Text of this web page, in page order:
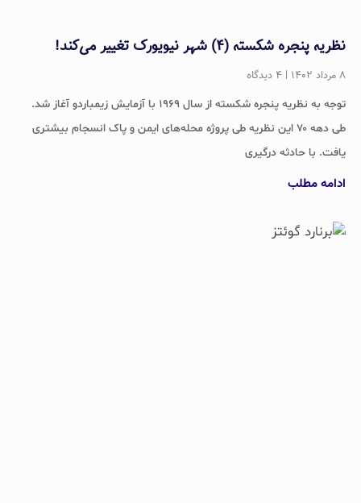
نظریه پنجره شکسته (۴) شهر نیویورک تغییر می‌کند!
۸ مرداد ۱۴۰۲
توجه به نظریه پنجره شکسته از سال ۱۹۶۹ با آزمایش زیمباردو آغاز شد.
طی دهه ۷۰ این نظریه طی پروژه محله‌های ایمن و پاک انسجام بیشتری
یافت. با حادثه درگیری
ادامه مطلب